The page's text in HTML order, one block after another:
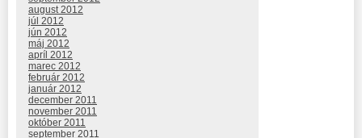
august 2012
júl 2012
jún 2012
máj 2012
apríl 2012
marec 2012
február 2012
január 2012
december 2011
november 2011
október 2011
september 2011